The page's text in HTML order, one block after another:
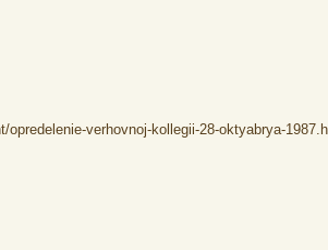
verhovnoj-kollegii-28-oktyabrya-